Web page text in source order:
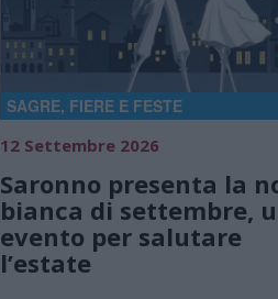
SAGRE, FIERE E FESTE
12 Settembre 2026
Saronno presenta la
bianca di settembre,
evento per salutare
l’estate